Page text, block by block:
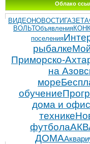
Облако
ВИДЕОНОВОСТИ ГАЗЕТА
ВОЛЬТОбъявления
поселения
рыбалке
Приморско-
на
море
обучение
дома и
технике
футбола
ДОМА